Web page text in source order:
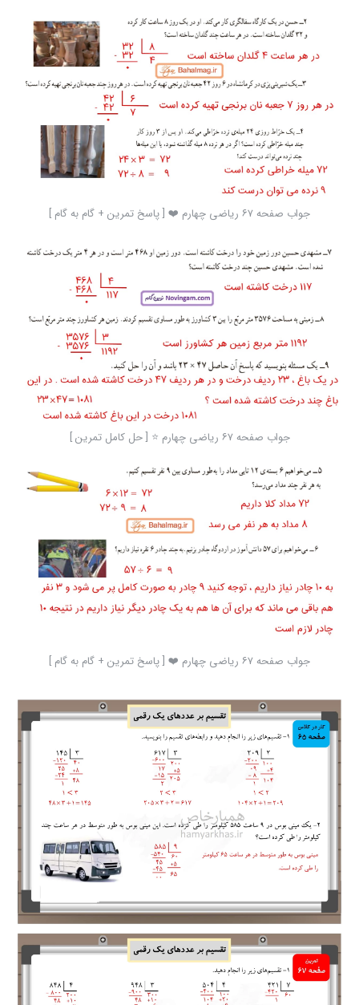
جواب صفحه ۶۷ ریاضی چهارم ❤️ [ پاسخ تمرین + گام به گام ]
جواب صفحه ۶۷ ریاضی چهارم ⭐️ [ حل کامل تمرین ]
جواب صفحه ۶۷ ریاضی چهارم ❤️ [ پاسخ تمرین + گام به گام ]